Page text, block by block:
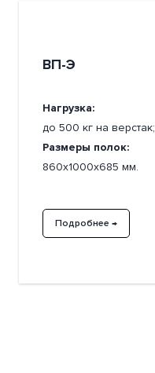
ВП-Э
Нагрузка:
до 500 кг на верстак;
Размеры полок:
860х1000х685 мм.
Подробнее →